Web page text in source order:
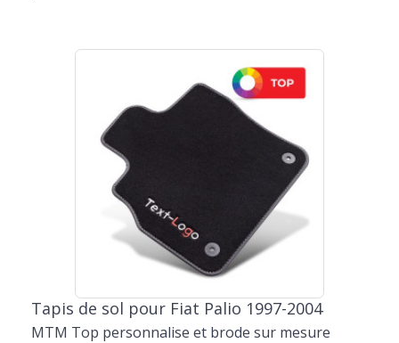
Tapis de sol pour Fiat Palio 1997-2004
MTM Top personnalise et brode sur mesure